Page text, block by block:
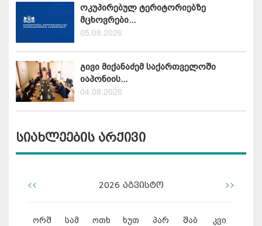
ოკუპირებულ ტერიტორიებზე
მცხოვრები...
05.08.2026
გივი მიქანაძემ საქართველოში
იაპონიის...
04.08.2026
სიახლეების არქივი
<< 2026 აგვისტო >>
ორშ სამ ოთხ ხუთ პარ შაბ კვი